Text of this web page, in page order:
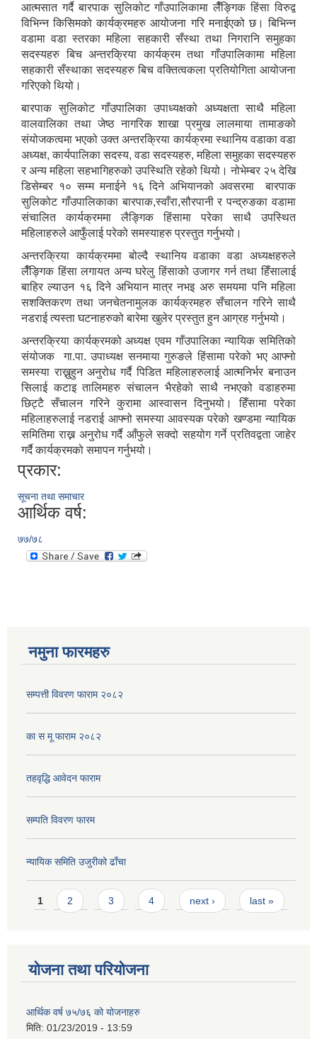
आत्मसात गर्दै बारपाक सुलिकोट गाँउपालिकामा लैँङ्गिक हिंसा विरुद्व
विभिन्न किसिमको कार्यक्रमहरु आयोजना गरि मनाईएको छ। बिभिन्न
वडामा वडा स्तरका महिला सहकारी सँस्था तथा निगरानि समुहका
सदस्यहरु बिच अन्तरक्रिया कार्यक्रम तथा गाँउपालिकामा महिला
सहकारी सँस्थाका सदस्यहरु बिच वक्तित्वकला प्रतियोगिता आयोजना
गरिएको थियो।
बारपाक सुलिकोट गाँउपालिका उपाध्यक्षको अध्यक्षता साथै महिला
वालवालिका तथा जेष्ठ नागरिक शाखा प्रमुख लालमाया तामाङको
संयोजकत्वमा भएको उक्त अन्तरक्रिया कार्यक्रमा स्थानिय वडाका वडा
अध्यक्ष, कार्यपालिका सदस्य, वडा सदस्यहरु, महिला समुहका सदस्यहरु
र अन्य महिला सहभागिहरुको उपस्थिति रहेको थियो। नोभेम्बर २५ देखि
डिसेम्बर १० सम्म मनाईने १६ दिने अभियानको अवसरमा बारपाक
सुलिकोट गाँउपालिकाका बारपाक,स्वाँरा,सौरपानी र पन्द्रुङका वडामा
संचालित कार्यक्रममा लैङ्गिक हिंसामा परेका साथै उपस्थित
महिलाहरुले आफुँलाई परेको समस्याहरु प्रस्तुत गर्नुभयो।
अन्तरक्रिया कार्यक्रममा बोल्दै स्थानिय वडाका वडा अध्यक्षहरुले
लैँङ्गिक हिंसा लगायत अन्य घरेलु हिंसाको उजागर गर्न तथा हिँसालाई
बाहिर ल्याउन १६ दिने अभियान मात्र नभइ अरु समयमा पनि महिला
सशक्तिकरण तथा जनचेतनामुलक कार्यक्रमहरु सँचालन गरिने साथै
नडराई त्यस्ता घटनाहरुको बारेमा खुलेर प्रस्तुत हुन आग्रह गर्नुभयो।
अन्तरक्रिया कार्यक्रमको अध्यक्ष एवम गाँउपालिका न्यायिक समितिको
संयोजक गा.पा. उपाध्यक्ष सनमाया गुरुङले हिंसामा परेको भए आफ्नो
समस्या राख्नुहुन अनुरोध गर्दै पिडित महिलाहरुलाई आत्मनिर्भर बनाउन
सिलाई कटाइ तालिमहरु संचालन भैरहेको साथै नभएको वडाहरुमा
छिट्टै सँचालन गरिने कुरामा आस्वासन दिनुभयो। हिँसामा परेका
महिलाहरुलाई नडराई आफ्नो समस्या आवस्यक परेको खण्डमा न्यायिक
समितिमा राख्न अनुरोध गर्दै आँफुले सक्दो सहयोग गर्ने प्रतिवद्वता जाहेर
गर्दै कार्यक्रमको समापन गर्नुभयो।
प्रकार:
सूचना तथा समाचार
आर्थिक वर्ष:
७७/७८
नमुना फारमहरु
सम्पत्ती विवरण फाराम २०८२
का स मू फाराम २०८२
तहवृद्धि आवेदन फाराम
सम्पति विवरण फारम
न्यायिक समिति उजुरीको ढाँचा
Pages
1 2 3 4 next › last »
योजना तथा परियोजना
आर्थिक वर्ष ७५/७६ को योजनाहरु
मिति: 01/23/2019 - 13:59